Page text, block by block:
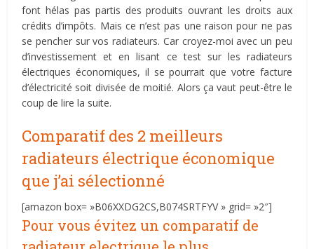
font hélas pas partis des produits ouvrant les droits aux
crédits d’impôts. Mais ce n’est pas une raison pour ne pas
se pencher sur vos radiateurs. Car croyez-moi avec un peu
d’investissement et en lisant ce test sur les radiateurs
électriques économiques, il se pourrait que votre facture
d’électricité soit divisée de moitié. Alors ça vaut peut-être le
coup de lire la suite.
Comparatif des 2 meilleurs
radiateurs électrique économique
que j’ai sélectionné
[amazon box= »B06XXDG2CS,B074SRTFYV » grid= »2″]
Pour vous évitez un comparatif de